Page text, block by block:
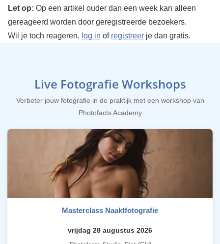
Let op: Op een artikel ouder dan een week kan alleen
gereageerd worden door geregistreerde bezoekers.
Wil je toch reageren, log in of registreerje dan gratis.
Live Fotografie Workshops
Verbeter jouw fotografie in de praktijk met een workshop van
Photofacts Academy
Masterclass Naaktfotografie
vrijdag 28 augustus 2026